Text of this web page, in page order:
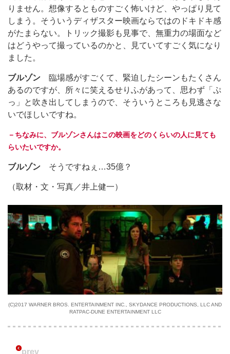
りません。想像するとものすごく怖いけど、やっぱり見て
しまう。そういうディザスター映画ならではのドキドキ感
がたまらない。トリック撮影も見事で、無重力の場面など
はどうやって撮っているのかと、見ていてすごく気になり
ました。
ブルゾン 臨場感がすごくて、緊迫したシーンもたくさん
あるのですが、所々に笑えるせりふがあって、思わず「ぷ
っ」と吹き出してしまうので、そういうところも見逃さな
いでほしいですね。
－ちなみに、ブルゾンさんはこの映画をどのくらいの人に見ても
らいたいですか。
ブルゾン そうですねぇ…35億？
（取材・文・写真／井上健一）
(C)2017 WARNER BROS. ENTERTAINMENT INC., SKYDANCE PRODUCTIONS, LLC AND
RATPAC-DUNE ENTERTAINMENT LLC
prev